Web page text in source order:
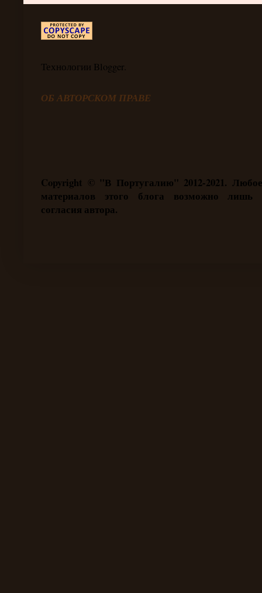
Технологии Blogger.
ОБ АВТОРСКОМ ПРАВЕ
Copyright © "В Португалию" 2012-2021.
материалов этого блога возможно лишь
согласия автора.